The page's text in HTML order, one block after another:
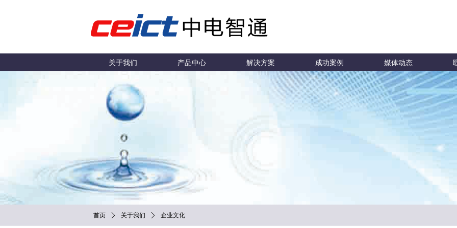
关于我们 产品中心 解决方案 成功案例 媒体动态
首页 ꄲ 关于我们 ꄲ 企业文化